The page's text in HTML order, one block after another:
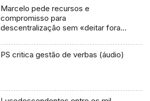
Marcelo pede recursos e
compromisso para
descentralização sem «deitar fora»
PS critica gestão de verbas (áudio)